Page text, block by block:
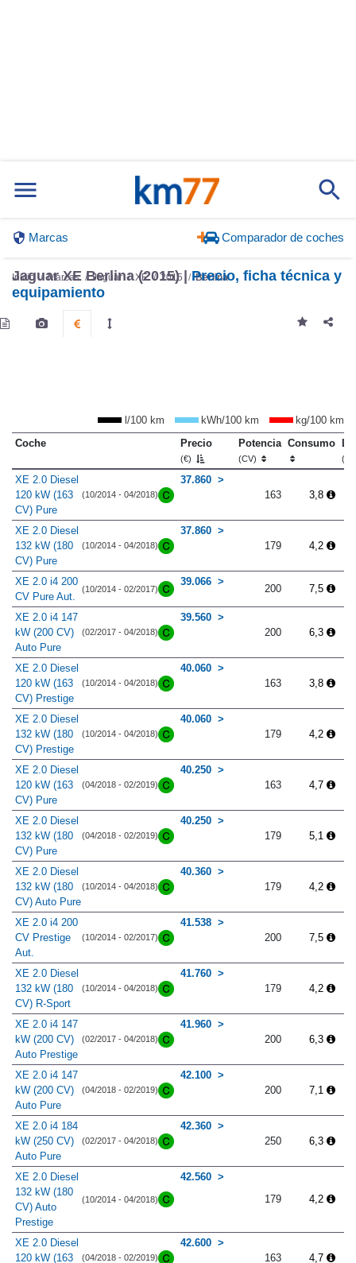
Marcas Comparador de coches
Inicio Marcas Jaguar XE 2015 Berlina
Jaguar XE Berlina (2015) |Precio, ficha técnica y
equipamiento
l/100 km kWh/100 km
kg/100 km
Coche
Precio
(€)
Potencia
(CV)
Consumo
XE 2.0 Diesel
120 kW (163
CV) Pure
(10/2014 - 04/2018)
37.860
163
3,8
XE 2.0 Diesel
132 kW (180
CV) Pure
(10/2014 - 04/2018)
37.860
179
4,2
XE 2.0 i4 200
CV Pure Aut.
(10/2014 - 02/2017)
39.066
200 7,5
XE 2.0 i4 147
kW (200 CV)
Auto Pure
(02/2017 - 04/2018)
39.560
200
6,3
XE 2.0 Diesel
120 kW (163
CV) Prestige
(10/2014 - 04/2018)
40.060
163
3,8
XE 2.0 Diesel
132 kW (180
CV) Prestige
(10/2014 - 04/2018)
40.060
179
4,2
XE 2.0 Diesel
120 kW (163
CV) Pure
(04/2018 - 02/2019)
40.250
163
4,7
XE 2.0 Diesel
132 kW (180
CV) Pure
(04/2018 - 02/2019)
40.250
179
5,1
XE 2.0 Diesel
132 kW (180
CV) Auto Pure
(10/2014 - 04/2018)
40.360
179
4,2
XE 2.0 i4 200
CV Prestige
Aut.
(10/2014 - 02/2017)
41.538
200
7,5
XE 2.0 Diesel
132 kW (180
CV) R-Sport
(10/2014 - 04/2018)
41.760
179
4,2
XE 2.0 i4 147
kW (200 CV)
Auto Prestige
(02/2017 - 04/2018)
41.960
200
6,3
XE 2.0 i4 147
kW (200 CV)
Auto Pure
(04/2018 - 02/2019)
42.100
200
7,1
XE 2.0 i4 184
kW (250 CV)
Auto Pure
(02/2017 - 04/2018)
42.360
250
6,3
XE 2.0 Diesel
132 kW (180
CV) Auto
Prestige
(10/2014 - 04/2018)
42.560
179
4,2
XE 2.0 Diesel
120 kW (163
(04/2018 - 02/2019)
42.600
163
4,7